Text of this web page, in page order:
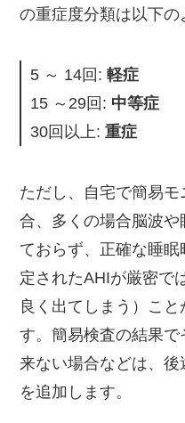
の重症度分類は以下の
5 ～ 14回:軽症
15 ～29回: 中等症
30回以上:重症
ただし、自宅で簡易
合、多くの場合脳波
ておらず、正確な睡
定されたAHIが厳密で
良く出てしまう）こ
す。簡易検査の結果
来ない場合などは、
を追加します。